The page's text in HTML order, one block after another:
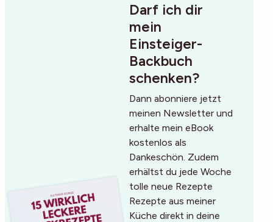
Darf ich dir
mein
Einsteiger-
Backbuch
schenken?
Dann abonniere jetzt
meinen Newsletter und
erhalte mein eBook
kostenlos als
Dankeschön. Zudem
erhältst du jede Woche
tolle neue Rezepte
Rezepte aus meiner
Küche direkt in deine